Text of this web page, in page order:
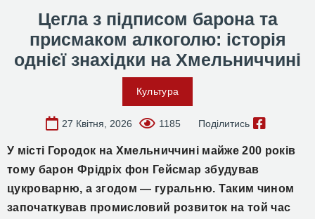
Цегла з підписом барона та
присмаком алкоголю: історія
однієї знахідки на Хмельниччині
Культура
27 Квітня, 2026 1185 Поділитись
У місті Городок на Хмельниччині майже 200 років
тому барон Фрідріх фон Гейсмар збудував
цукроварню, а згодом — гуральню. Таким чином
започаткував промисловий розвиток на той час